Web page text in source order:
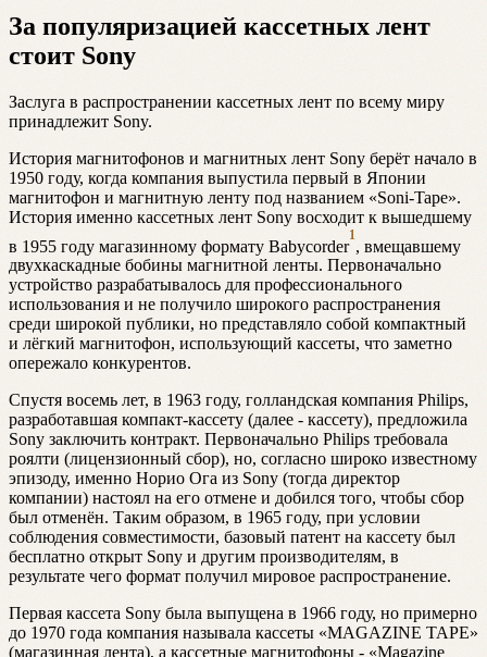
За популяризацией кассетных лент
стоит Sony
Заслуга в распространении кассетных лент по всему миру
принадлежит Sony.
История магнитофонов и магнитных лент Sony берёт начало в
1950 году, когда компания выпустила первый в Японии
магнитофон и магнитную ленту под названием «Soni-Tape».
История именно кассетных лент Sony восходит к вышедшему
в 1955 году магазинному формату Babycorder
1
, вмещавшему
двухкаскадные бобины магнитной ленты. Первоначально
устройство разрабатывалось для профессионального
использования и не получило широкого распространения
среди широкой публики, но представляло собой компактный
и лёгкий магнитофон, использующий кассеты, что заметно
опережало конкурентов.
Спустя восемь лет, в 1963 году, голландская компания Philips,
разработавшая компакт-кассету (далее - кассету), предложила
Sony заключить контракт. Первоначально Philips требовала
роялти (лицензионный сбор), но, согласно широко известному
эпизоду, именно Норио Ога из Sony (тогда директор
компании) настоял на его отмене и добился того, чтобы сбор
был отменён. Таким образом, в 1965 году, при условии
соблюдения совместимости, базовый патент на кассету был
бесплатно открыт Sony и другим производителям, в
результате чего формат получил мировое распространение.
Первая кассета Sony была выпущена в 1966 году, но примерно
до 1970 года компания называла кассеты «MAGAZINE TAPE»
(магазинная лента), а кассетные магнитофоны - «Magazine